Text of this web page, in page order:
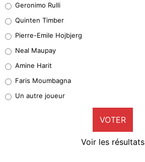
32%
5%
1%
9%
Geronimo Rulli
Quinten Timber
Pierre-Emile Hojbjerg
Neal Maupay
Amine Harit
Faris Moumbagna
Un autre joueur
VOTER
Voir les résultats